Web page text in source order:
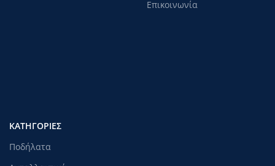
Επικοινωνία
ΚΑΤΗΓΟΡΊΕΣ
Ποδήλατα